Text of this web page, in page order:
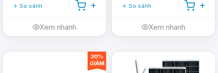
www.dmtsolar.vn
So sánh
Xem nhanh
So sánh
Xem nhanh
30%
GIẢM